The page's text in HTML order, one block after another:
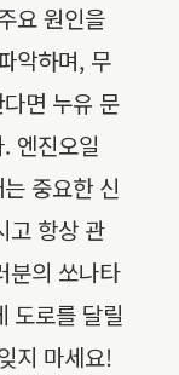
요 원인을
악하며, 무
면 누유 문
엔진오일
중요한 신
고 항상 관
분의 쏘나타
도로를 달릴
지 마세요!